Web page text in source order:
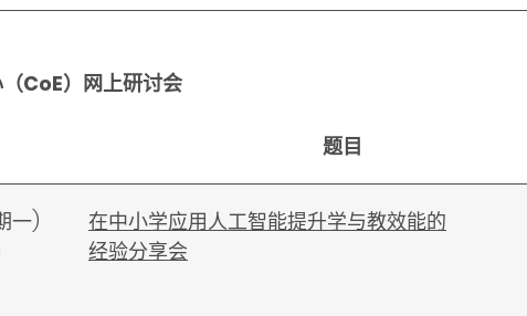
CoE）网上研讨会
题目
一)
在中小学应用人工智能提升学与教效能的
经验分享会